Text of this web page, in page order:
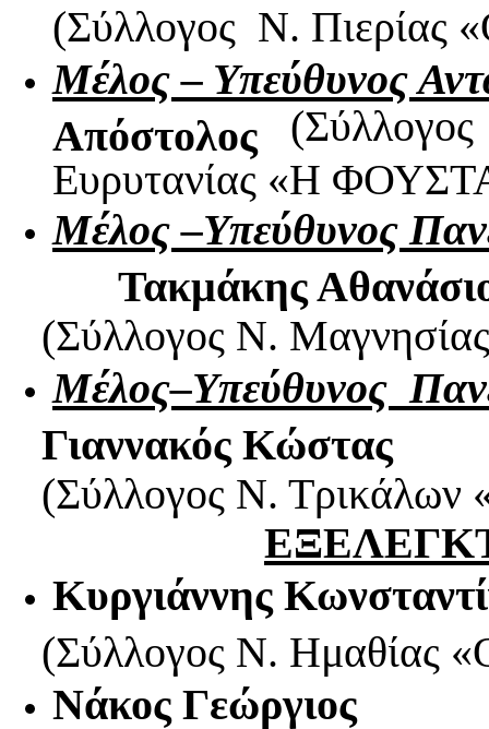
(Σύλλογος Ν.
Μέλος – Υπεύθυνος
Απόστολος
Ευρυτανίας «Η
Μέλος –Υπεύθυνος
Τακμάκης
(Σύλλογος Ν.
Μέλος–Υπεύθυνος
Γιαννακός Κώστας
(Σύλλογος Ν.
Κυργιάννης
(Σύλλογος Ν. Ημαθίας
Νάκος Γεώργιος